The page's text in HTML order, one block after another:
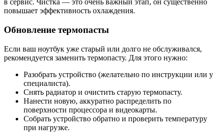
в сервис. Чистка — это очень важный этап, он существенно
повышает эффективность охлаждения.
Обновление термопасты
Если ваш ноутбук уже старый или долго не обслуживался,
рекомендуется заменить термопасту. Для этого нужно:
Разобрать устройство (желательно по инструкции или у
специалиста).
Снять радиатор и очистить старую термопасту.
Нанести новую, аккуратно распределить по
поверхности процессора и видеокарты.
Собрать устройство обратно и проверить температуру
при нагрузке.